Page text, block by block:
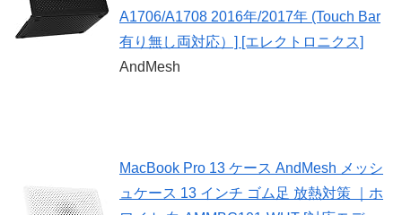
A1706/A1708 2016年/2017年 (Touch Bar
有り無し両対応）] [エレクトロニクス]
AndMesh
MacBook Pro 13 ケース AndMesh メッシ
ュケース 13 インチ ゴム足 放熱対策 ｜ホ